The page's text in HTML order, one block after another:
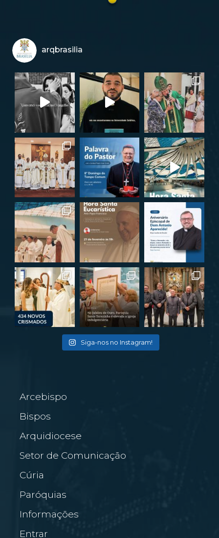
arqbrasilia
Siga-nos no Instagram!
Arcebispo
Bispos
Arquidiocese
Setor de Comunicação
Cúria
Paróquias
Informações
Entrar